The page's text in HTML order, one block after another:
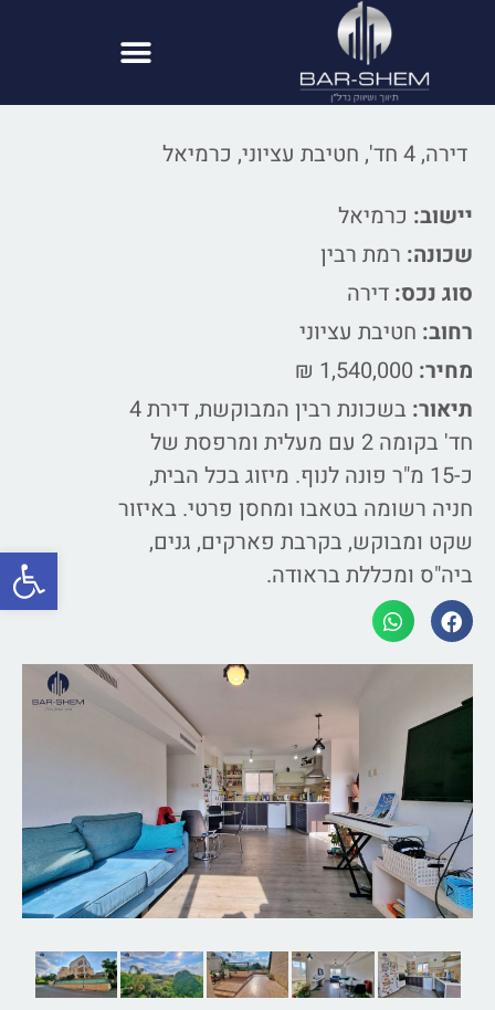
פתח
דירה, 4 חד', חטיבת עציוני, כרמיאל
יישוב: כרמיאל
שכונה: רמת רבין
סוג נכס: דירה
רחוב: חטיבת עציוני
מחיר:
תיאור:
בשכונת רבין המבוקשת, דירת 4
חד' בקומה 2 עם מעלית ומרפסת של
כ-15 מ"ר פונה לנוף. מיזוג בכל הבית,
חניה רשומה בטאבו ומחסן פרטי. באיזור
שקט ומבוקש, בקרבת פארקים, גנים,
ביה"ס ומכללת בראודה.